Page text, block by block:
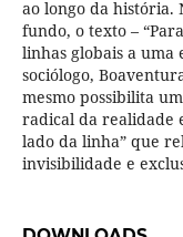
ao longo da história.
fundo, o texto –
linhas globais a uma
sociólogo,
mesmo possibilita
radical da realidade
lado da linha” que
invisibilidade e